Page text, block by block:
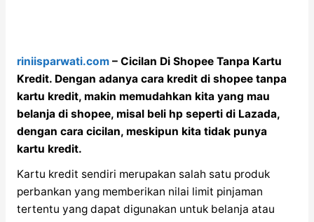
riniisparwati.com– Cicilan Di Shopee Tanpa Kartu
Kredit. Dengan adanya cara kredit di shopee tanpa
kartu kredit, makin memudahkan kita yang mau
belanja di shopee, misal beli hp seperti di Lazada,
dengan cara cicilan, meskipun kita tidak punya
kartu kredit.
Kartu kredit sendiri merupakan salah satu produk
perbankan yang memberikan nilai limit pinjaman
tertentu yang dapat digunakan untuk belanja atau